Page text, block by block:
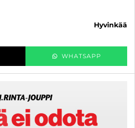
hyvinkää
WHATSAPP